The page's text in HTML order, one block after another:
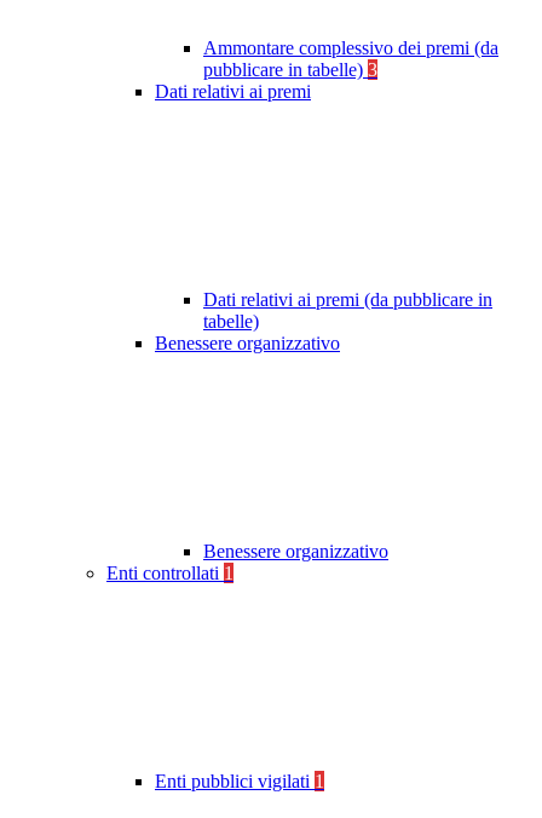
Ammontare complessivo dei premi (da
pubblicare in tabelle) 3
Dati relativi ai premi
Dati relativi ai premi (da pubblicare in
tabelle)
Benessere organizzativo
Benessere organizzativo
Enti controllati 1
Enti pubblici vigilati 1